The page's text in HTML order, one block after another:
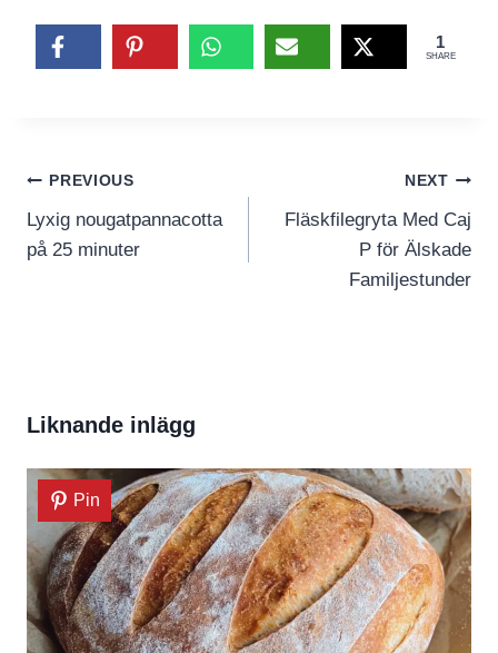
1
SHARE
Inläggsnavigering
PREVIOUS
Lyxig nougatpannacotta
på 25 minuter
NEXT
Fläskfilegryta Med Caj
P för Älskade
Familjestunder
Liknande inlägg
Pin